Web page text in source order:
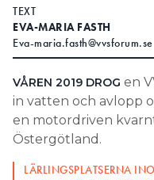
Search for:
TEXT
EVA-MARIA FASTH
Eva-maria.fasth@vvsforum.se
VÅREN 2019 DROG en
in vatten och avlopp
en motordriven
Östergötland.
LÄRLINGSPLATSERNA